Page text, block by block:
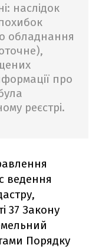
наслідок
обладнання
про
реєстрі.
ведення
37 Закону
Порядку